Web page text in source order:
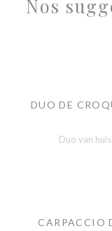
Nos
DUO DE
Duo van
CARPACCIO